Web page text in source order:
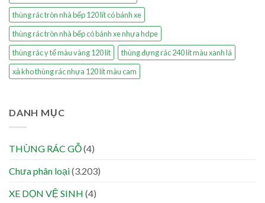
thùng rác tròn nhà bếp 120 lít có bánh xe
thùng rác tròn nhà bếp có bánh xe nhựa hdpe
thùng rác y tế màu vàng 120 lít
thùng đựng rác 240 lít màu xanh lá
xả kho thùng rác nhựa 120 lít màu cam
DANH MỤC
THÙNG RÁC GỖ(4)
Chưa phân loại(3.203)
XE DỌN VỆ SINH (4)